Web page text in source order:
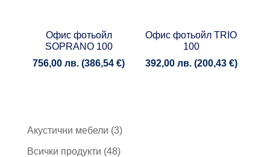
Офис фотьойл
SOPRANO 100
756,00лв. (386,54€)
Офис фотьойл TRIO
100
392,00 лв. (200,43 €)
Акустични мебели 33
продукта
Всички продукти 4848